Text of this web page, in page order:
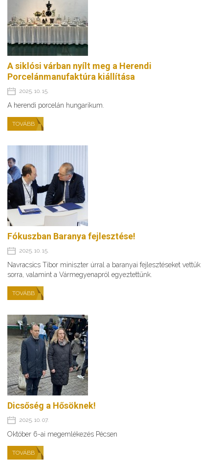
A siklósi várban nyílt meg a Herendi
Porcelánmanufaktúra kiállítása
2025. 10. 15.
A herendi porcelán hungarikum.
TOVÁBB
Fókuszban Baranya fejlesztése!
2025. 10. 15.
Navracsics Tibor miniszter úrral a baranyai fejlesztéseket vettük
sorra, valamint a Vármegyenapról egyeztettünk.
TOVÁBB
Dicsőség a Hősöknek!
2025. 10. 07.
Október 6-ai megemlékezés Pécsen
TOVÁBB